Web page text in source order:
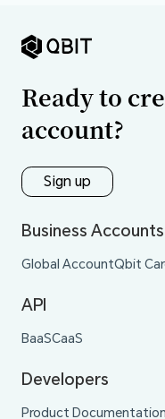
Ready to
account?
Sign up
Business Accounts
Global AccountQbit
API
BaaSCaaS
Developers
Product Documentation